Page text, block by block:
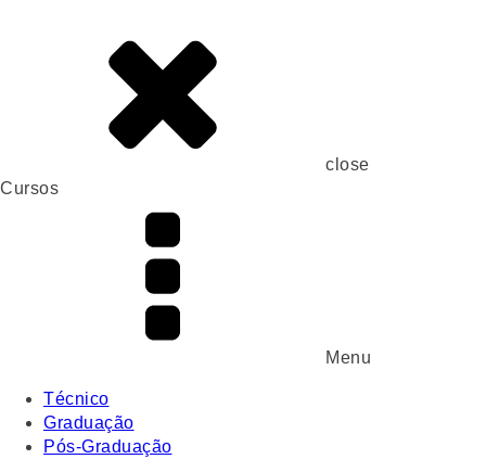
close
Cursos
Menu
Técnico
Graduação
Pós-Graduação